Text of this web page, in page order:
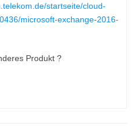
startseite/cloud-
microsoft-exchange-2016-
Produkt ?